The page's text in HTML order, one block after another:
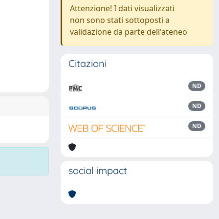
Attenzione! I dati visualizzati
non sono stati sottoposti a
validazione da parte dell'ateneo
Citazioni
ND
ND
ND
social impact